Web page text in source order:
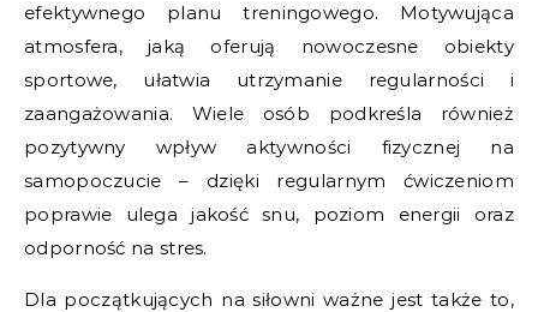
efektywnego planu treningowego. Motywująca
atmosfera, jaką oferują nowoczesne obiekty
sportowe, ułatwia utrzymanie regularności i
zaangażowania. Wiele osób podkreśla również
pozytywny wpływ aktywności fizycznej na
samopoczucie – dzięki regularnym ćwiczeniom
poprawie ulega jakość snu, poziom energii oraz
odporność na stres.
Dla początkujących na siłowni ważne jest także to,